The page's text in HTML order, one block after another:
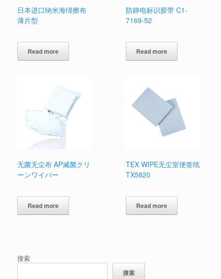
日本进口纳米海绵擦布
薄片型
Read more
防静电标识胶带 C1-
7169-52
Read more
无菌无尘布 AP滅菌クリ
ーンワイパー
Read more
TEX WIPE无尘室便签纸
TX5820
Read more
搜索
搜索